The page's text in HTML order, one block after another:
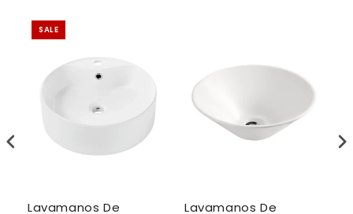
SALE
Lavamanos De Lavamanos De